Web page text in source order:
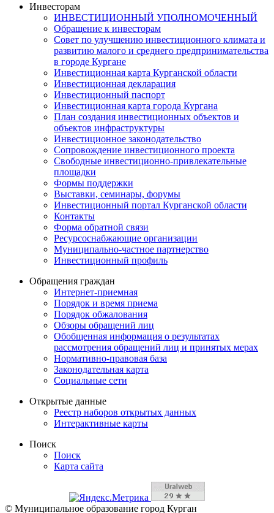
Инвесторам
ИНВЕСТИЦИОННЫЙ УПОЛНОМОЧЕННЫЙ
Обращение к инвесторам
Совет по улучшению инвестиционного климата и
развитию малого и среднего предпринимательства
в городе Кургане
Инвестиционная карта Курганской области
Инвестиционная декларация
Инвестиционный паспорт
Инвестиционная карта города Кургана
План создания инвестиционных объектов и
объектов инфраструктуры
Инвестиционное законодательство
Сопровождение инвестиционного проекта
Свободные инвестиционно-привлекательные
площадки
Формы поддержки
Выставки, семинары, форумы
Инвестиционный портал Курганской области
Контакты
Форма обратной связи
Ресурсоснабжающие организации
Муниципально-частное партнерство
Инвестиционный профиль
Обращения граждан
Интернет-приемная
Порядок и время приема
Порядок обжалования
Обзоры обращений лиц
Обобщенная информация о результатах
рассмотрения обращений лиц и принятых мерах
Нормативно-правовая база
Законодательная карта
Социальные сети
Открытые данные
Реестр наборов открытых данных
Интерактивные карты
Поиск
Поиск
Карта сайта
© Муниципальное образование город Курган